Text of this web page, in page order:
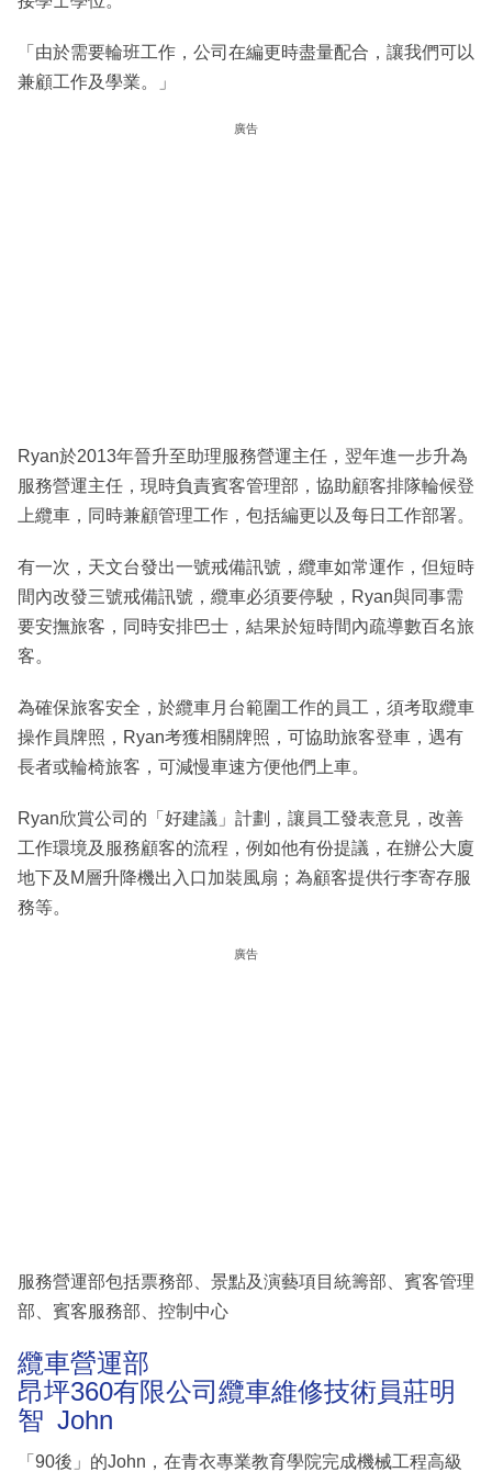
「由於需要輪班工作，公司在編更時盡量配合，讓我們可以
兼顧工作及學業。」
廣告
Ryan於2013年晉升至助理服務營運主任，翌年進一步升為
服務營運主任，現時負責賓客管理部，協助顧客排隊輪候登
上纜車，同時兼顧管理工作，包括編更以及每日工作部署。
有一次，天文台發出一號戒備訊號，纜車如常運作，但短時
間內改發三號戒備訊號，纜車必須要停駛，Ryan與同事需
要安撫旅客，同時安排巴士，結果於短時間內疏導數百名旅
客。
為確保旅客安全，於纜車月台範圍工作的員工，須考取纜車
操作員牌照，Ryan考獲相關牌照，可協助旅客登車，遇有
長者或輪椅旅客，可減慢車速方便他們上車。
Ryan欣賞公司的「好建議」計劃，讓員工發表意見，改善
工作環境及服務顧客的流程，例如他有份提議，在辦公大廈
地下及M層升降機出入口加裝風扇；為顧客提供行李寄存服
務等。
廣告
服務營運部包括票務部、景點及演藝項目統籌部、賓客管理
部、賓客服務部、控制中心
纜車營運部
昂坪360有限公司纜車維修技術員莊明
智 John
「90後」的John，在青衣專業教育學院完成機械工程高級